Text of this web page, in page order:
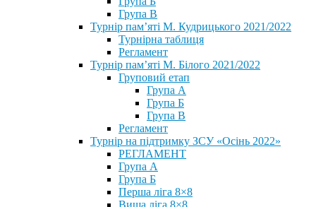
Група В
Турнір пам’яті М. Кудрицького 2021/2022
Турнірна таблиця
Регламент
Турнір пам’яті М. Білого 2021/2022
Груповий етап
Група А
Група Б
Група В
Регламент
Турнір на підтримку ЗСУ «Осінь 2022»
РЕГЛАМЕНТ
Група А
Група Б
Перша ліга 8×8
Вища ліга 8×8